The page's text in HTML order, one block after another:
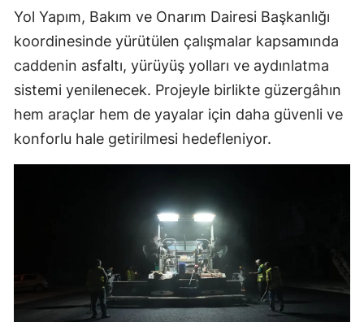
Yol Yapım, Bakım ve Onarım Dairesi Başkanlığı
koordinesinde yürütülen çalışmalar kapsamında
caddenin asfaltı, yürüyüş yolları ve aydınlatma
sistemi yenilenecek. Projeyle birlikte güzergâhın
hem araçlar hem de yayalar için daha güvenli ve
konforlu hale getirilmesi hedefleniyor.